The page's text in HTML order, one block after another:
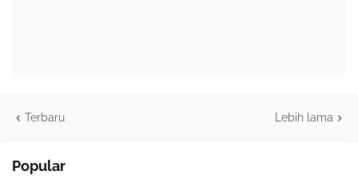
Terbaru Lebih lama
Popular